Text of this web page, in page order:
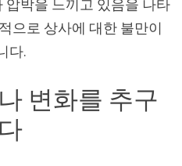
박을 느끼고 있음을 나타
으로 상사에 대한 불만이
다.
변화를 추구